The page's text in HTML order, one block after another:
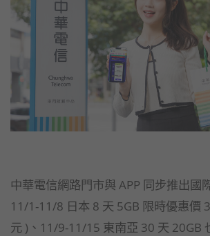
中華電信網路門市與 APP 同步推出國
11/1-11/8 日本 8 天 5GB 限時優惠價
元 )、11/9-11/15 東南亞 30 天 20GB